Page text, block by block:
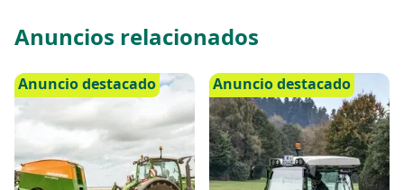
espacios reducidos, garantizando un excelente
agricultura como en construcción.
Anuncios relacionados
Anuncio destacado Anuncio destacado